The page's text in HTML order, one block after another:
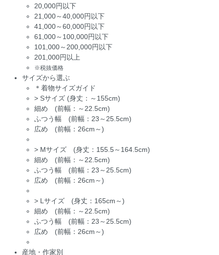
20,000円以下
21,000～40,000円以下
41,000～60,000円以下
61,000～100,000円以下
101,000～200,000円以下
201,000円以上
※税抜価格
サイズから選ぶ
＊着物サイズガイド
> Sサイズ (身丈：～155cm)
細め (前幅：～22.5cm)
ふつう幅 (前幅：23～25.5cm)
広め (前幅：26cm～)
> Mサイズ (身丈：155.5～164.5cm)
細め (前幅：～22.5cm)
ふつう幅 (前幅：23～25.5cm)
広め (前幅：26cm～)
> Lサイズ (身丈：165cm～)
細め (前幅：～22.5cm)
ふつう幅 (前幅：23～25.5cm)
広め (前幅：26cm～)
産地・作家別